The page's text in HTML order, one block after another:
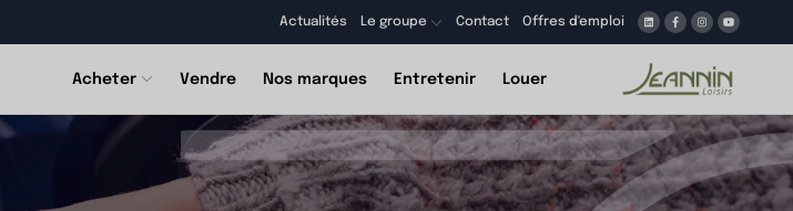
Actualités Le groupe Contact Offres d'emploi
Acheter Vendre Nos marques Entretenir Louer